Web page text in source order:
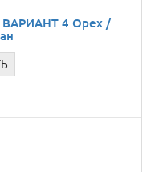
ВАРИАНТ 4 Орех /